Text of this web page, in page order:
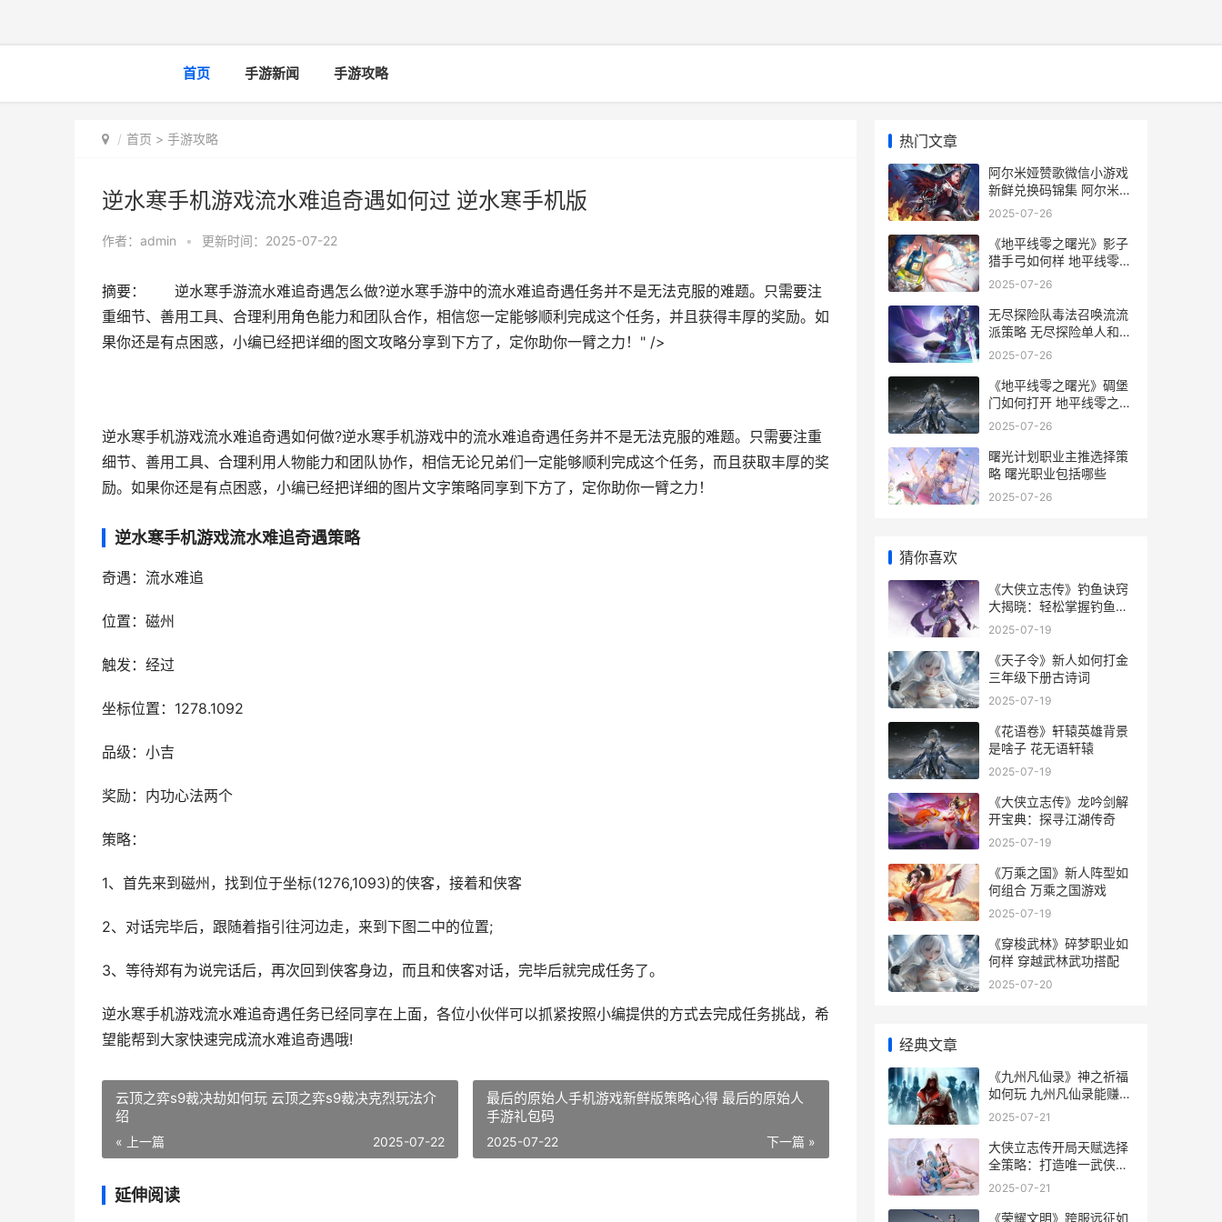
首页 手游新闻 手游攻略
首页 > 手游攻略
逆水寒手机游戏流水难追奇遇如何过 逆水寒手机版
作者： admin • 更新时间：2025-07-22
摘要： 逆水寒手游流水难追奇遇怎么做?逆水寒手游中的流水难追奇遇任务并不是无法克服的难题。只需要注
重细节、善用工具、合理利用角色能力和团队合作，相信您一定能够顺利完成这个任务，并且获得丰厚的奖励。如
果你还是有点困惑，小编已经把详细的图文攻略分享到下方了，定你助你一臂之力！" />
逆水寒手机游戏流水难追奇遇如何做?逆水寒手机游戏中的流水难追奇遇任务并不是无法克服的难题。只需要注重
细节、善用工具、合理利用人物能力和团队协作，相信无论兄弟们一定能够顺利完成这个任务，而且获取丰厚的奖
励。如果你还是有点困惑，小编已经把详细的图片文字策略同享到下方了，定你助你一臂之力！
逆水寒手机游戏流水难追奇遇策略
奇遇：流水难追
位置：磁州
触发：经过
坐标位置：1278.1092
品级：小吉
奖励：内功心法两个
策略：
1、首先来到磁州，找到位于坐标(1276,1093)的侠客，接着和侠客
2、对话完毕后，跟随着指引往河边走，来到下图二中的位置;
3、等待郑有为说完话后，再次回到侠客身边，而且和侠客对话，完毕后就完成任务了。
逆水寒手机游戏流水难追奇遇任务已经同享在上面，各位小伙伴可以抓紧按照小编提供的方式去完成任务挑战，希
望能帮到大家快速完成流水难追奇遇哦!
云顶之弈s9裁决劫如何玩 云顶之弈s9裁决克烈玩法介
绍
« 上一篇 2025-07-22
最后的原始人手机游戏新鲜版策略心得 最后的原始人
手游礼包码
下一篇 »
2025-07-22
延伸阅读
热门文章
阿尔米娅赞歌微信小游戏
新鲜兑换码锦集 阿尔米娅
赞歌微信小游戏
2025-07-26
《地平线零之曙光》影子
猎手弓如何样 地平线零之
曙光优势地点怎么上去
2025-07-26
无尽探险队毒法召唤流流
派策略 无尽探险单人和组
队的区别
2025-07-26
《地平线零之曙光》碉堡
门如何打开 地平线零之曙
光优势地点位置
2025-07-26
曙光计划职业主推选择策
略 曙光职业包括哪些
2025-07-26
猜你喜欢
《大侠立志传》钓鱼诀窍
大揭晓：轻松掌握钓鱼宝
典
2025-07-19
《天子令》新人如何打金
三年级下册古诗词
2025-07-19
《花语卷》轩辕英雄背景
是啥子 花无语轩辕
2025-07-19
《大侠立志传》龙吟剑解
开宝典：探寻江湖传奇
2025-07-19
《万乘之国》新人阵型如
何组合 万乘之国游戏
2025-07-19
《穿梭武林》碎梦职业如
何样 穿越武林武功搭配
2025-07-20
经典文章
《九州凡仙录》神之祈福
如何玩 九州凡仙录能赚钱
吗
2025-07-21
大侠立志传开局天赋选择
全策略：打造唯一武侠传
奇
2025-07-21
《荣耀文明》跨服远征如